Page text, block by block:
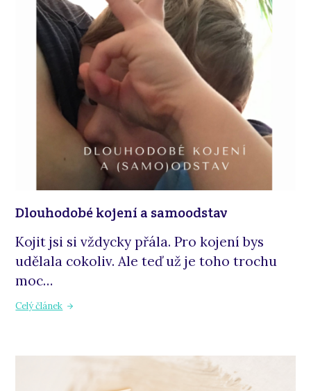
Dlouhodobé kojení a samoodstav
Kojit jsi si vždycky přála. Pro kojení bys
udělala cokoliv. Ale teď už je toho trochu
moc…
Celý článek